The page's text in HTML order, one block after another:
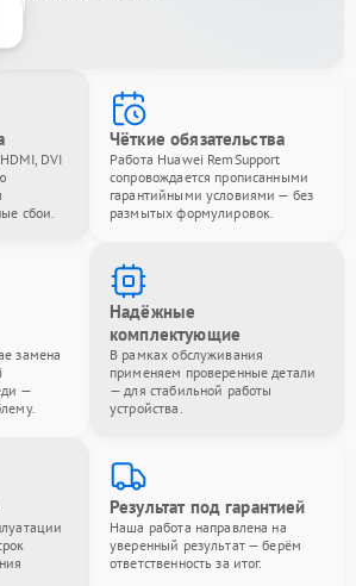
DVI
сбои.
Чёткие обязательства
Работа Huawei RemSupport
сопровождается прописанными
гарантийными условиями — без
размытых формулировок.
замена
—
Надёжные
комплектующие
В рамках обслуживания
применяем проверенные детали
— для стабильной работы
устройства.
Результат под гарантией
Наша работа направлена на
уверенный результат — берём
ответственность за итог.